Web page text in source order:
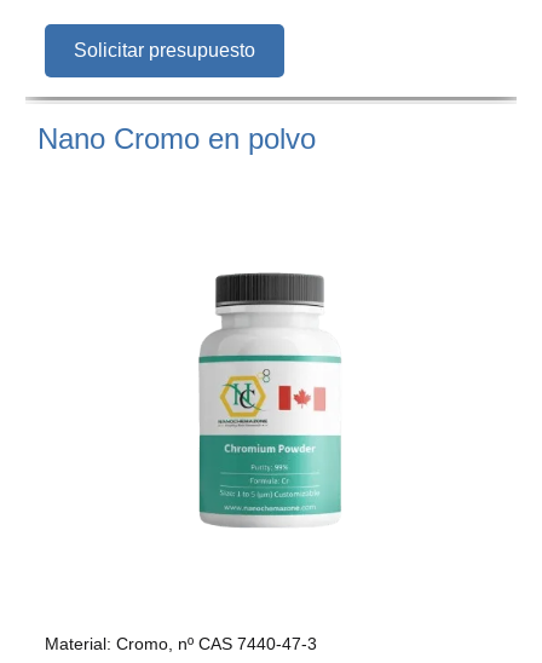
Solicitar presupuesto
Nano Cromo en polvo
Material: Cromo, nº CAS 7440-47-3